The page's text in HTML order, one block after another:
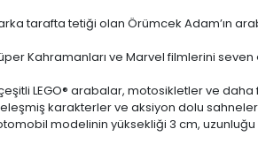
arka tarafta tetiği olan Örümcek Adam’ın
Süper Kahramanları ve Marvel filmlerini
çeşitli LEGO® arabalar, motosikletler ve
karakterler ve aksiyon dolu
modelinin yüksekliği 3 cm,